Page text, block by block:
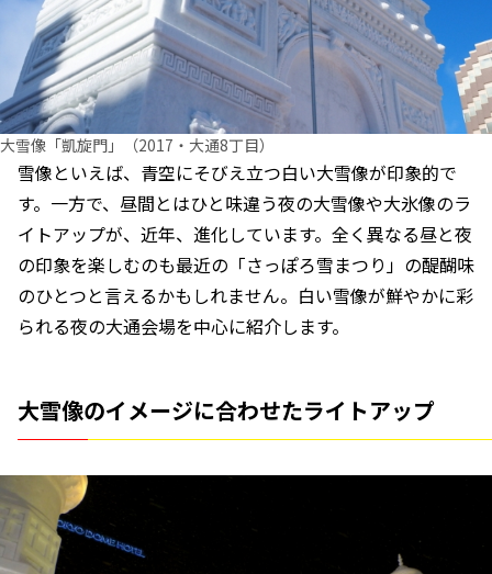
大雪像「凱旋門」（2017・大通8丁目）
雪像といえば、青空にそびえ立つ白い大雪像が印象的で
す。一方で、昼間とはひと味違う夜の大雪像や大氷像のラ
イトアップが、近年、進化しています。全く異なる昼と夜
の印象を楽しむのも最近の「さっぽろ雪まつり」の醍醐味
のひとつと言えるかもしれません。白い雪像が鮮やかに彩
られる夜の大通会場を中心に紹介します。
大雪像のイメージに合わせたライトアップ